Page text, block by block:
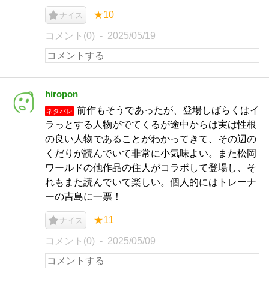
ナイス ★10
コメント(0) 2025/05/19
hiropon
ネタバレ
前作もそうであったが、登場しばらくはイ
ラっとする人物がでてくるが途中からは実は性根
の良い人物であることがわかってきて、その辺の
くだりが読んでいて非常に小気味よい。また松岡
ワールドの他作品の住人がコラボして登場し、そ
れもまた読んでいて楽しい。個人的にはトレーナ
ーの吉島に一票！
ナイス ★11
コメント(0) 2025/05/09